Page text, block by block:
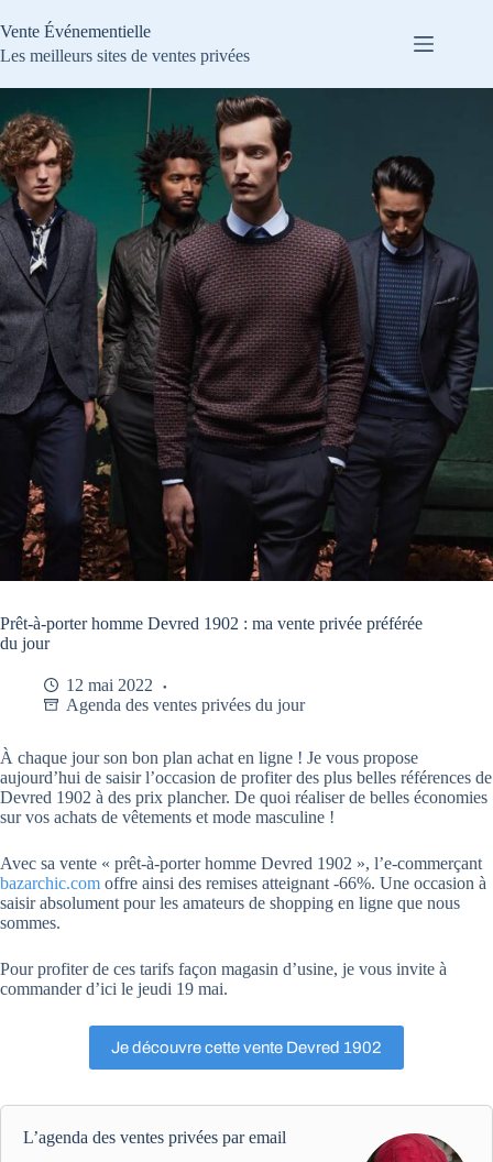
au
contenu
Vente Événementielle
Les meilleurs sites de ventes privées
Prêt-à-porter homme Devred 1902 : ma vente privée préférée
du jour
12 mai 2022
Agenda des ventes privées du jour
À chaque jour son bon plan achat en ligne ! Je vous propose
aujourd’hui de saisir l’occasion de profiter des plus belles références de
Devred 1902 à des prix plancher. De quoi réaliser de belles économies
sur vos achats de vêtements et mode masculine !
Avec sa vente « prêt-à-porter homme Devred 1902 », l’e-commerçant
bazarchic.com offre ainsi des remises atteignant -66%. Une occasion à
saisir absolument pour les amateurs de shopping en ligne que nous
sommes.
Pour profiter de ces tarifs façon magasin d’usine, je vous invite à
commander d’ici le jeudi 19 mai.
Je découvre cette vente Devred 1902
L’agenda des ventes privées par email